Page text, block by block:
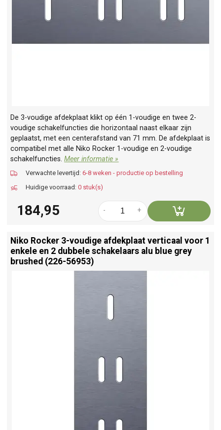
De 3-voudige afdekplaat klikt op één 1-voudige en twee 2-
voudige schakelfuncties die horizontaal naast elkaar zijn
geplaatst, met een centerafstand van 71 mm. De afdekplaat is
compatibel met alle Niko Rocker 1-voudige en 2-voudige
schakelfuncties.Meer informatie »
Verwachte levertijd: 6-8 weken - productie op bestelling
Huidige voorraad: 0 stuk(s)
184,95 +
-
Niko Rocker 3-voudige afdekplaat verticaal voor 1
enkele en 2 dubbele schakelaars alu blue grey
brushed (226-56953)